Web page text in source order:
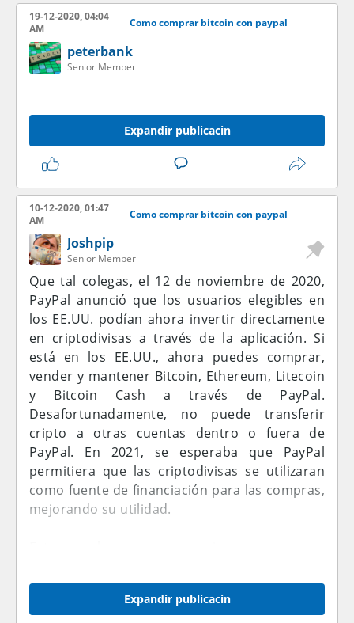
19-12-2020, 04:04
AM
Como comprar bitcoin con paypal
peterbank
Senior Member
Expandir publicacin
10-12-2020, 01:47
AM
Como comprar bitcoin con paypal
Joshpip
Senior Member
Que tal colegas, el 12 de noviembre de 2020,
PayPal anunció que los usuarios elegibles en
los EE.UU. podían ahora invertir directamente
en criptodivisas a través de la aplicación. Si
está en los EE.UU., ahora puedes comprar,
vender y mantener Bitcoin, Ethereum, Litecoin
y Bitcoin Cash a través de PayPal.
Desafortunadamente, no puede transferir
cripto a otras cuentas dentro o fuera de
PayPal. En 2021, se esperaba que PayPal
permitiera que las criptodivisas se utilizaran
como fuente de financiación para las compras,
mejorando su utilidad.
Expandir publicacin